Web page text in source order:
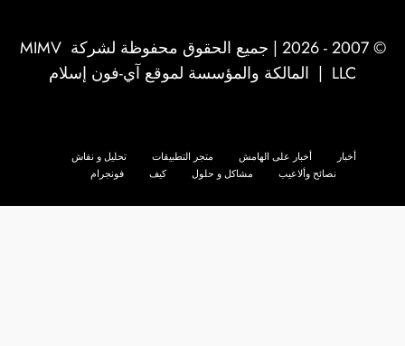
© 2007 - 2026 | جميع الحقوق محفوظة لشركة
MIMV
LLC | المالكة والمؤسسة لموقع آي-فون إسلام
أخبار أخبار على الهامش متجر التطبيقات
تحليل و نقاش
نصائح وألاعيب
مشاكل و حلول كيف فونجرام